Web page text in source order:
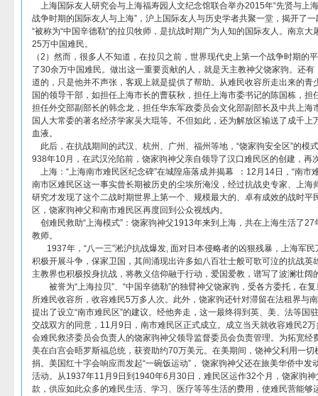
上海国际友人研究会与上海福寿园人文纪念馆联合举办2015年“先贤与上
战争时期的国际友人与上海”，沪上国际友人与历史学者共聚一堂，揭开了
“被称为“中国辛德勒”的拉贝牧师，是抗战时期广为人知的国际友人。南京
25万中国难民。
（2）然而，很多人不知道，在拉贝之前，世界现代史上第一个战争时期的
了30余万中国难民。做出这一重要贡献的人，就是天主教神父饶家驹。还
道的，只是他并不声张，客观上就是提供了帮助。从难民收容所走出来的青
国的领导干部，如担任上海市长的曹荻秋，担任上海市委书记的陈国栋，担
担任外交部副部长的韩念龙，担任华东军政委员会文化部副部长及中共上海
国人大常委的著名经济学家吴大琨等。不但如此，还为解放区输送了成千上
血液。
此后，在抗战期间的武汉、杭州、广州、福州等地，“饶家驹安全区”的模
938年10月，在武汉沦陷前，饶家驹神父亲自领导了汉口难民区的创建，再
上海：“上海南市难民区纪念碑”在城隍庙落成并揭幕 ：12月14日，“南市
南市区难民区这一事实曾长期被历史的尘埃所淹没，经过抗战史专家、上海
研究才发现了这个二战时期世界上第一个、规模最大的、卓有成效的战时
区，饶家驹神父和南市难民区再度回到公众视线内。
创难民救助“上海模式”：饶家驹神父1913年来到上海，共在上海生活了
教师。
1937年，“八一三”淞沪抗战爆发, 面对日本侵略者的凶狠残暴，上海军民
积极开展斗争，保家卫国，其间涌现出许多如八百壮士般可歌可泣的抗战英
主教界也积极投身抗战，将教义信仰融于行动，爱国爱教，谱写了波澜壮阔
被誉为“上海拉贝”、“中国辛德勒”的独臂神父饶家驹，受各方委托，在
所难民收容所，收容难民5万多人次。此外，饶家驹还针对滞留在法租界与
提出了设立“南市难民区”的建议。经他奔走，这一最终得到英、美、法等国
交战双方的同意，11月9日，南市难民区正式成立。成立当天就收容难民2
会难民救济委员会负责人的饶家驹神父领导监督委员会负责管理。为拓宽经
美在白宫会晤罗斯福总统，获资助约70万美元。在美期间，饶神父利用一
捐。美国红十字会响应而发起“一碗饭运动”， 饶家驹神父还在旅美华侨中发
活动。从1937年11月9日到1940年6月30日，难民区运作32个月，饶家驹
款，供应如此众多的难民生活、学习、医疗等等生活的费用，使难民营能够